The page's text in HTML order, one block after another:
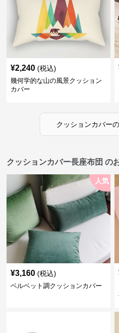
¥2,240 (税込)
幾何学的な山の風景クッション
カバー
クッションカバーの
クッションカバー長座布団 の
人気
¥3,160 (税込)
ベルベット調クッションカバー